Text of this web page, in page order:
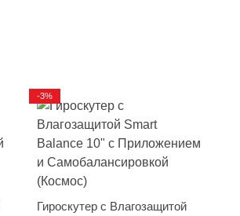
Гироскутер с Влагозащитой
-3%